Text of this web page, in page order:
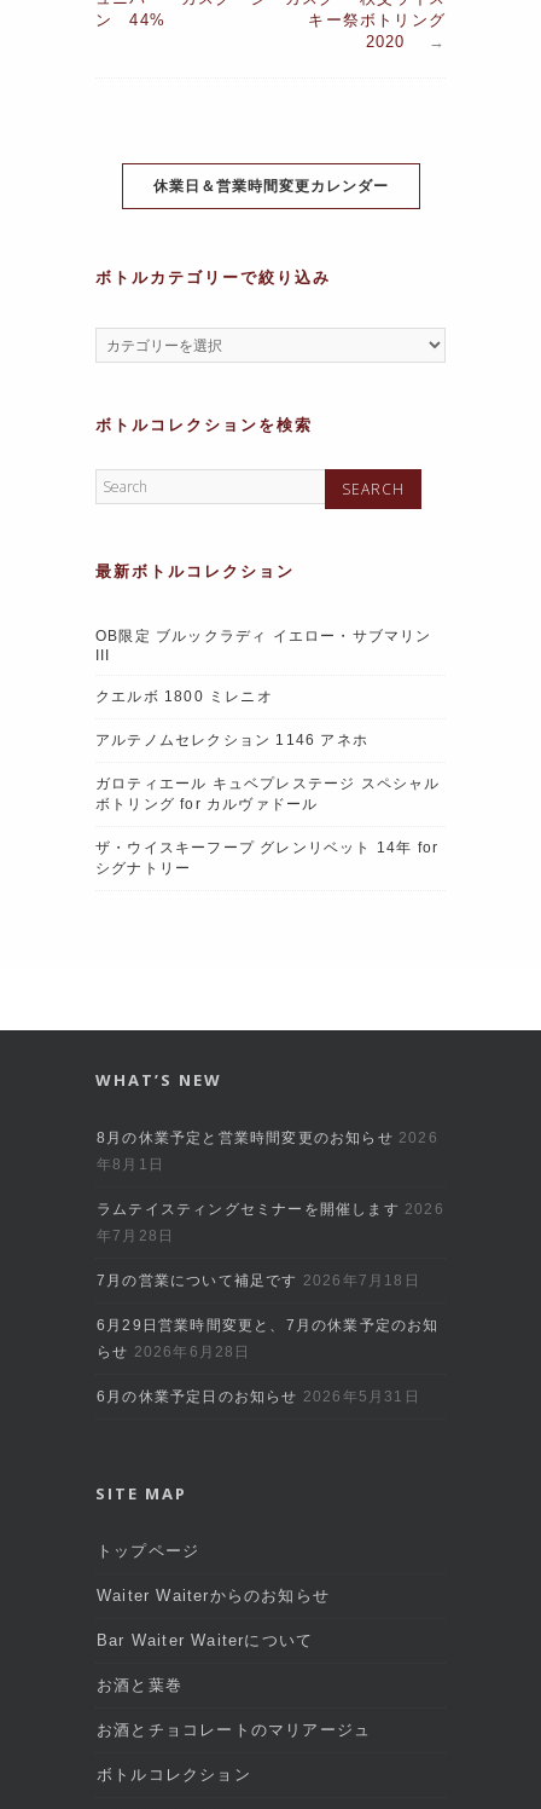
e
k
er
e
s
gr
a
s
a
ン 44%
キー祭ボトリング
2020
→
休業日＆営業時間変更カレンダー
ボトルカテゴリーで絞り込み
ボトルコレクションを検索
最新ボトルコレクション
OB限定 ブルックラディ イエロー・サブマリン
クエルボ 1800 ミレニオ
アルテノムセレクション 1146 アネホ
ガロティエール キュベプレステージ スペシャル
ボトリング for カルヴァドール
ザ・ウイスキーフープ グレンリベット 14年 for
シグナトリー
WHAT’S NEW
8月の休業予定と営業時間変更のお知らせ 2026
年8月1日
ラムテイスティングセミナーを開催します 2026
年7月28日
7月の営業について補足です 2026年7月18日
6月29日営業時間変更と、7月の休業予定のお知
らせ 2026年6月28日
6月の休業予定日のお知らせ 2026年5月31日
SITE MAP
トップページ
Waiter Waiterからのお知らせ
Bar Waiter Waiterについて
お酒と葉巻
お酒とチョコレートのマリアージュ
ボトルコレクション